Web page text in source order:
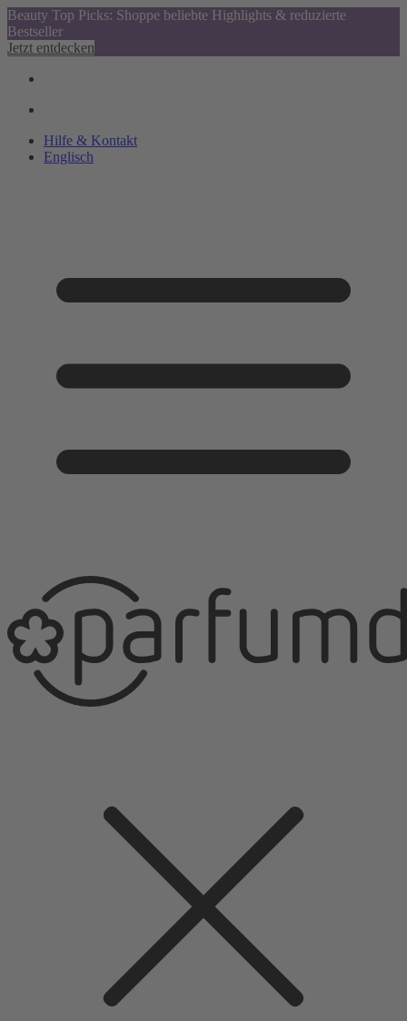
Beauty Top Picks: Shoppe beliebte Highlights & reduzierte
Bestseller
Jetzt entdecken
Hilfe & Kontakt
Englisch